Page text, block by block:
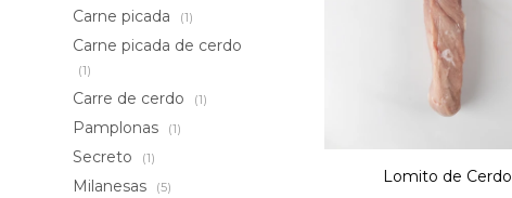
Lomito de Cerdo
Carne picada (1)
Carne picada de cerdo
(1)
Carre de cerdo (1)
Pamplonas (1)
Secreto (1)
Milanesas (5)